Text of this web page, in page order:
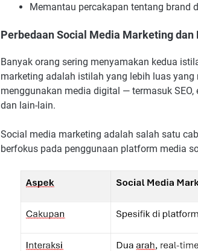
Memantau percakapan tentang brand
Perbedaan Social Media Marketing
Banyak orang sering menyamakan kedua
marketing adalah istilah yang lebih luas
menggunakan media digital — termasuk
dan lain-lain.
Social media marketing adalah salah satu
berfokus pada penggunaan platform media